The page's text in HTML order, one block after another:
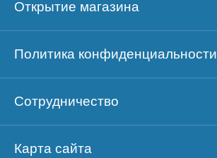
Открытие магазина
Политика конфиденциальности
Сотрудничество
Карта сайта